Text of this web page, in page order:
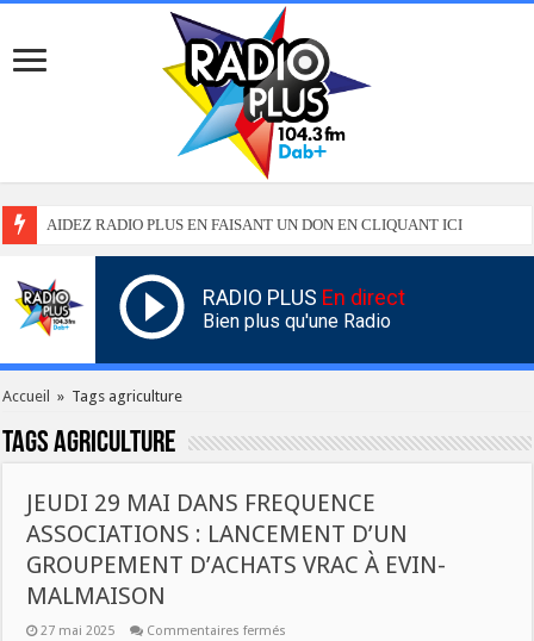
AIDEZ RADIO PLUS EN FAISANT UN DON EN CLIQUANT ICI
RADIO PLUS En direct
Bien plus qu'une Radio
Accueil » Tags agriculture
Tagsagriculture
JEUDI 29 MAI DANS FREQUENCE
ASSOCIATIONS : LANCEMENT D’UN
GROUPEMENT D’ACHATS VRAC À EVIN-
MALMAISON
27 mai 2025 Commentaires fermés